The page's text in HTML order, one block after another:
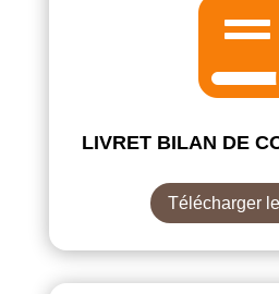
LIVRET BILAN DE
Télécharger